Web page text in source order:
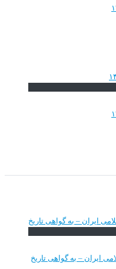
ایران – به گواهی تاریخ